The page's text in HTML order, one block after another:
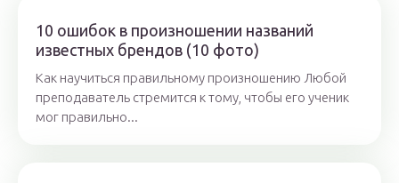
10 ошибок в произношении названий
известных брендов (10 фото)
Как научиться правильному произношению Любой
преподаватель стремится к тому, чтобы его ученик
мог правильно...